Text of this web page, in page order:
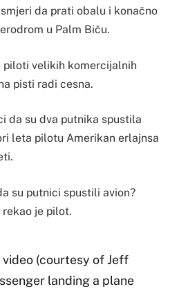
da prati obalu i konačno
u Palm Biču.
piloti velikih komercijalnih
pisti radi cesna.
da su dva putnika spustila
leta pilotu Amerikan erlajnsa
su putnici spustili avion?
rekao je pilot.
(courtesy of Jeff
landing a plane